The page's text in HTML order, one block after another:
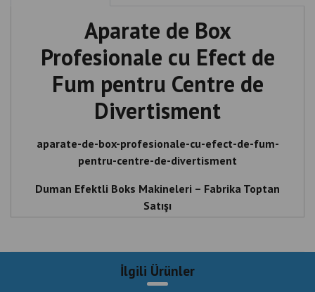
Aparate de Box
Profesionale cu Efect de
Fum pentru Centre de
Divertisment
aparate-de-box-profesionale-cu-efect-de-fum-
pentru-centre-de-divertisment
Duman Efektli Boks Makineleri – Fabrika Toptan
Satışı
Boks Makinesi
Duman Efektli Oyun Salonu Boks Makineleri –
İlgili Ürünler